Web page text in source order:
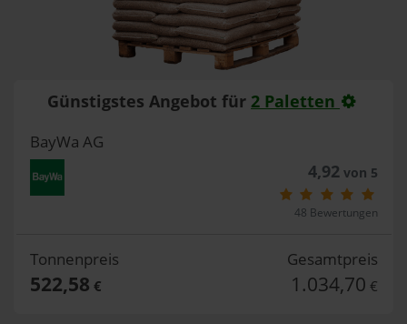
Günstigstes Angebot für 2 Paletten
BayWa AG
4,92von 5
48 Bewertungen
Tonnenpreis
522,58 €
Gesamtpreis
1.034,70 €